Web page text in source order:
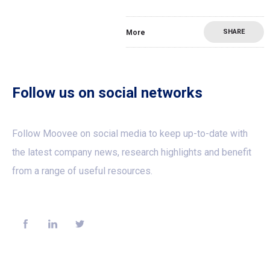
More SHARE
Follow us on social networks
Follow Moovee on social media to keep up-to-date with
the latest company news, research highlights and benefit
from a range of useful resources.